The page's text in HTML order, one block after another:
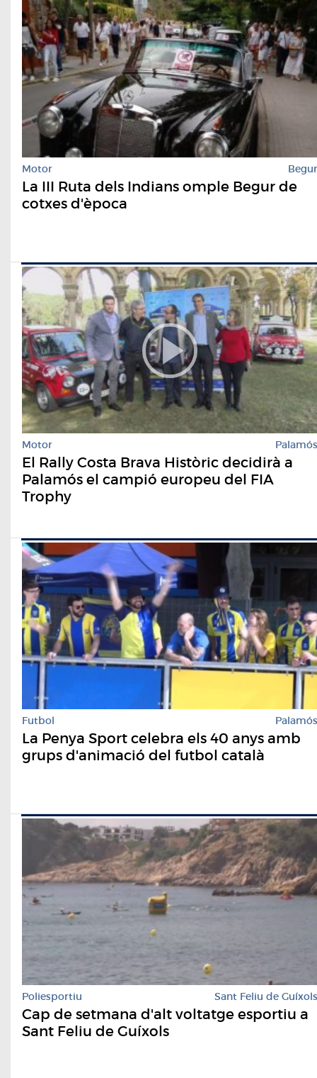
Motor Begur
La III Ruta dels Indians omple Begur de
cotxes d'època
Motor Palamós
El Rally Costa Brava Històric decidirà a
Palamós el campió europeu del FIA
Trophy
Futbol Palamós
La Penya Sport celebra els 40 anys amb
grups d'animació del futbol català
Poliesportiu Sant Feliu de Guíxols
Cap de setmana d'alt voltatge esportiu a
Sant Feliu de Guíxols